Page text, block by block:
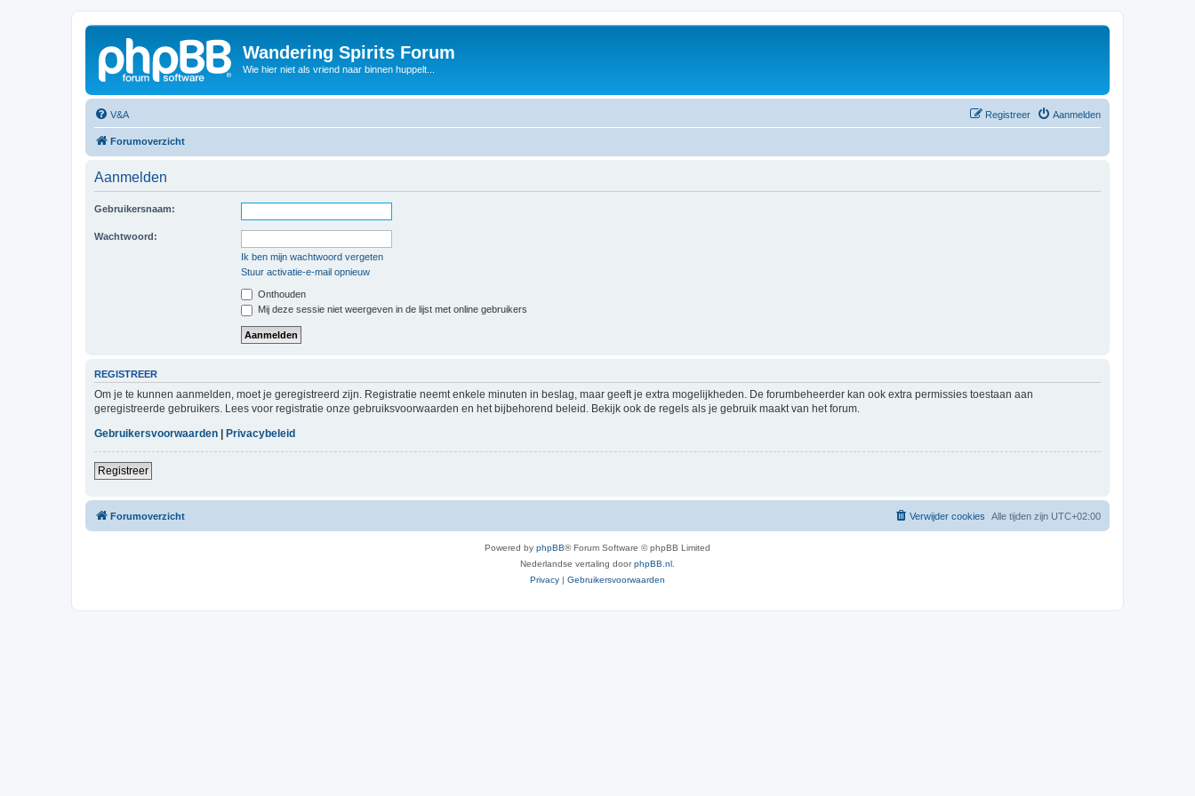
Wandering Spirits Forum
Wie hier niet als vriend naar binnen huppelt...
V&A Aanmelden
Registreer
Forumoverzicht
Aanmelden
Gebruikersnaam:
Wachtwoord:
Ik ben mijn wachtwoord vergeten
Stuur activatie-e-mail opnieuw
Onthouden
Mij deze sessie niet weergeven in de lijst met online gebruikers
REGISTREER
Om je te kunnen aanmelden, moet je geregistreerd zijn. Registratie neemt enkele minuten in beslag, maar geeft je extra mogelijkheden. De forumbeheerder kan ook extra permissies toestaan aan
geregistreerde gebruikers. Lees voor registratie onze gebruiksvoorwaarden en het bijbehorend beleid. Bekijk ook de regels als je gebruik maakt van het forum.
Gebruikersvoorwaarden
Privacybeleid
Registreer
Forumoverzicht Alle tijden zijn UTC+02:00
Verwijder cookies
Powered by phpBB® Forum Software © phpBB Limited
Nederlandse vertaling doorphpBB.nl.
Privacy | Gebruikersvoorwaarden